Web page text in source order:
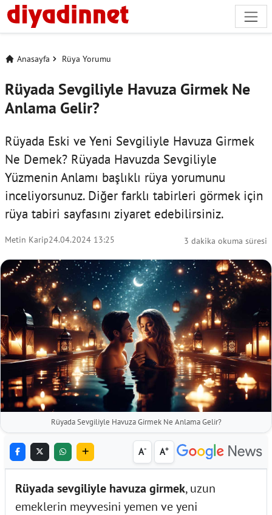
Anasayfa Rüya Yorumu
Rüyada Sevgiliyle Havuza Girmek Ne
Anlama Gelir?
Rüyada Eski ve Yeni Sevgiliyle Havuza Girmek
Ne Demek? Rüyada Havuzda Sevgiliyle
Yüzmenin Anlamı başlıklı rüya yorumunu
inceliyorsunuz. Diğer farklı tabirleri görmek için
rüya tabiri sayfasını ziyaret edebilirsiniz.
Metin Karip24.04.2024 13:25 3 dakika okuma süresi
Rüyada Sevgiliyle Havuza Girmek Ne Anlama Gelir?
A- A+
Rüyada sevgiliyle havuza girmek, uzun
emeklerin meyvesini yemen ve yeni